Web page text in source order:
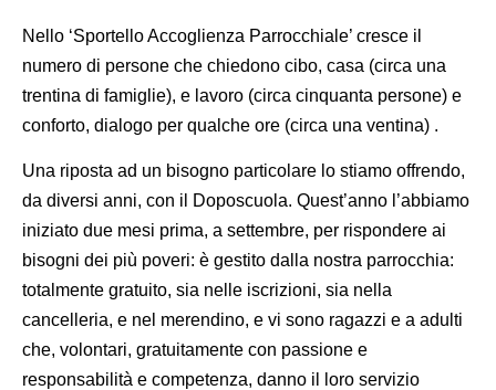
Nello ‘Sportello Accoglienza Parrocchiale’ cresce il
numero di persone che chiedono cibo, casa (circa una
trentina di famiglie), e lavoro (circa cinquanta persone) e
conforto, dialogo per qualche ore (circa una ventina) .
Una riposta ad un bisogno particolare lo stiamo offrendo,
da diversi anni, con il Doposcuola. Quest’anno l’abbiamo
iniziato due mesi prima, a settembre, per rispondere ai
bisogni dei più poveri: è gestito dalla nostra parrocchia:
totalmente gratuito, sia nelle iscrizioni, sia nella
cancelleria, e nel merendino, e vi sono ragazzi e a adulti
che, volontari, gratuitamente con passione e
responsabilità e competenza, danno il loro servizio